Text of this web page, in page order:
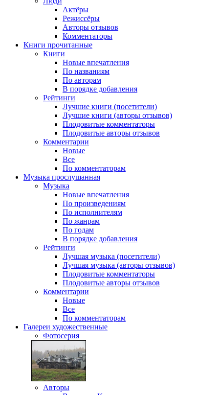
Актёры
Режиссёры
Авторы отзывов
Комментаторы
Книги прочитанные
Книги
Новые впечатления
По названиям
По авторам
В порядке добавления
Рейтинги
Лучшие книги (посетители)
Лучшие книги (авторы отзывов)
Плодовитые комментаторы
Плодовитые авторы отзывов
Комментарии
Новые
Все
По комментаторам
Музыка прослушанная
Музыка
Новые впечатления
По произведениям
По исполнителям
По жанрам
По годам
В порядке добавления
Рейтинги
Лучшая музыка (посетители)
Лучшая музыка (авторы отзывов)
Плодовитые комментаторы
Плодовитые авторы отзывов
Комментарии
Новые
Все
По комментаторам
Галереи художественные
Фотосерия
Авторы